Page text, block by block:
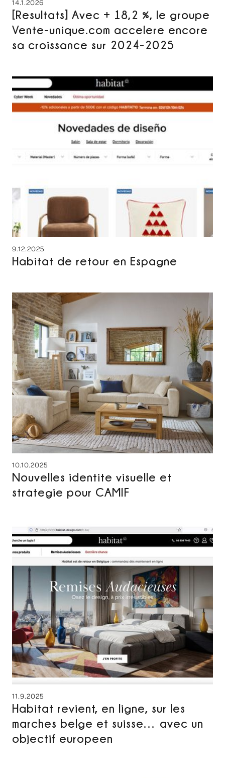
14.1.2026
[Resultats] Avec + 18,2 %, le groupe
Vente-unique.com accelere encore
sa croissance sur 2024-2025
9.12.2025
Habitat de retour en Espagne
10.10.2025
Nouvelles identite visuelle et
strategie pour CAMIF
11.9.2025
Habitat revient, en ligne, sur les
marches belge et suisse… avec un
objectif europeen